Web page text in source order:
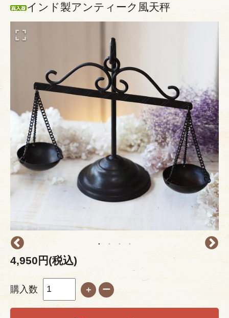
インド製アンティーク風天秤
4,950円(税込)
購入数 ＋ ー